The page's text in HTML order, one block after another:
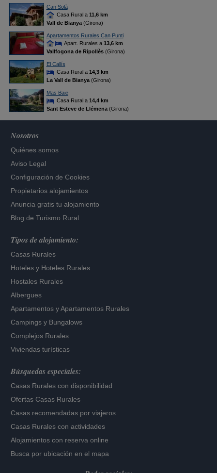
Can Solà
Casa Rural a 11,6 km
Vall de Bianya(Girona)
Apartamentos Rurales Can Punti
Apart. Rurales a 13,6 km
Vallfogona de Ripollès(Girona)
El Callís
Casa Rural a 14,3 km
La Vall de Bianya(Girona)
Mas Baie
Casa Rural a 14,4 km
Sant Esteve de Llémena(Girona)
Nosotros
Quiénes somos
Aviso Legal
Configuración de Cookies
Propietarios alojamientos
Anuncia gratis tu alojamiento
Blog de Turismo Rural
Tipos de alojamiento:
Casas Rurales
Hoteles y Hoteles Rurales
Hostales Rurales
Albergues
Apartamentos yApartamentos Rurales
Campings y Bungalows
Complejos Rurales
Viviendas turísticas
Búsquedas especiales:
Casas Rurales con disponibilidad
Ofertas Casas Rurales
Casas recomendadas por viajeros
Casas Rurales con actividades
Alojamientos con reserva online
Busca por ubicación en el mapa